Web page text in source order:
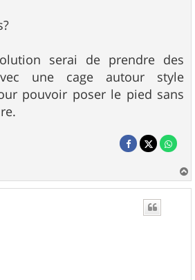
serai de prendre des
une cage autour style
pouvoir poser le pied sans
a